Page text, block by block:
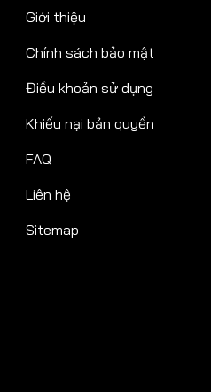
Giới thiệu
Chính sách bảo mật
Điều khoản sử dụng
Khiếu nại bản quyền
FAQ
Liên hệ
Sitemap